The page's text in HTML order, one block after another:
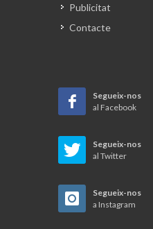
Publicitat
Contacte
Segueix-nos
al Facebook
Segueix-nos
al Twitter
Segueix-nos
a Instagram